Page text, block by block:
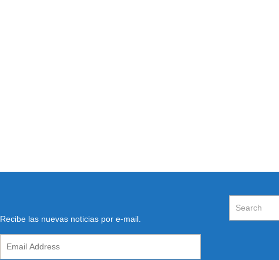
Recibe las nuevas noticias por e-mail.
Address